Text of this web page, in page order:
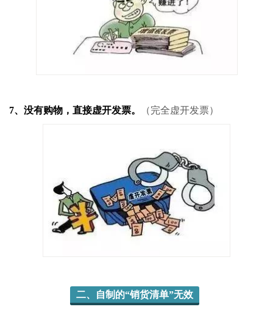
7、没有购物，直接虚开发票。 （完全虚开发票）
二、自制的“销货清单”无效